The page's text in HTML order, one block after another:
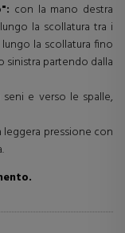
con la mano destra
la scollatura tra i
la scollatura fino
sinistra partendo dalla
e verso le spalle,
pressione con